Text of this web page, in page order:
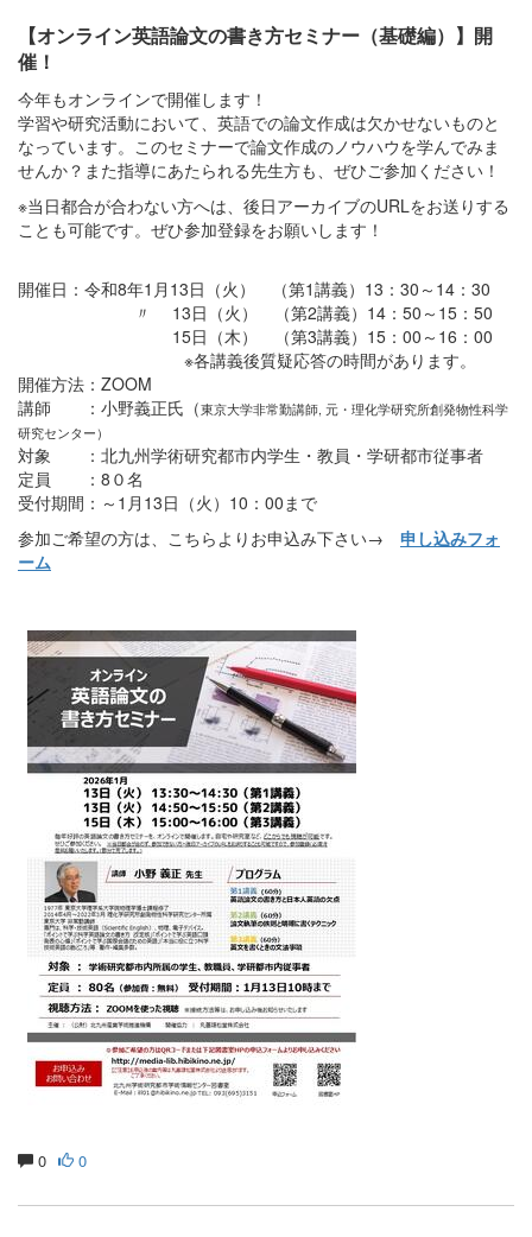
【オンライン英語論文の書き方セミナー（基礎編）】開
催！
今年もオンラインで開催します！
学習や研究活動において、英語での論文作成は欠かせないものと
なっています。このセミナーで論文作成のノウハウを学んでみま
せんか？また指導にあたられる先生方も、ぜひご参加ください！
※当日都合が合わない方へは、後日アーカイブのURLをお送りする
ことも可能です。ぜひ参加登録をお願いします！
開催日：令和8年1月13日（火） （第1講義）13：30～14：30
〃 13日（火） （第2講義）14：50～15：50
15日（木） （第3講義）15：00～16：00
※各講義後質疑応答の時間があります。
開催方法：ZOOM
講師 ：小野義正氏（東京大学非常勤講師, 元・理化学研究所創発物性科学
研究センター）
対象 ：北九州学術研究都市内学生・教員・学研都市従事者
定員 ：8０名
受付期間：～1月13日（火）10：00まで
参加ご希望の方は、こちらよりお申込み下さい→ 申し込みフォ
ーム
0 0